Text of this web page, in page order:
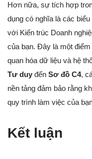
Hơn nữa, sự tích hợp
dụng có nghĩa là các
với Kiến trúc Doanh
của bạn. Đây là một
quan hóa dữ liệu và hệ
Tư duy đến Sơ đồ C4,
nền tảng đảm bảo rằng
quy trình làm việc của
Kết luận